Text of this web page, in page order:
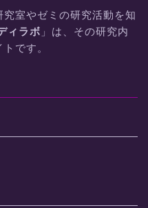
室やゼミの研究活動を知
ィラボ 」は、その研究内
です。